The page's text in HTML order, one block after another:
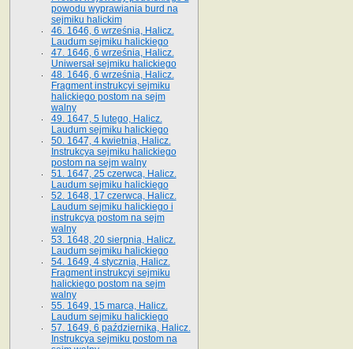
powodu wyprawiania burd na
sejmiku halickim
46. 1646, 6 września, Halicz.
Laudum sejmiku halickiego
47. 1646, 6 września, Halicz.
Uniwersał sejmiku halickiego
48. 1646, 6 września, Halicz.
Fragment instrukcyi sejmiku
halickiego postom na sejm
walny
49. 1647, 5 lutego, Halicz.
Laudum sejmiku halickiego
50. 1647, 4 kwietnia, Halicz.
Instrukcya sejmiku halickiego
postom na sejm walny
51. 1647, 25 czerwca, Halicz.
Laudum sejmiku halickiego
52. 1648, 17 czerwca, Halicz.
Laudum sejmiku halickiego i
instrukcya postom na sejm
walny
53. 1648, 20 sierpnia, Halicz.
Laudum sejmiku halickiego
54. 1649, 4 stycznia, Halicz.
Fragment instrukcyi sejmiku
halickiego postom na sejm
walny
55. 1649, 15 marca, Halicz.
Laudum sejmiku halickiego
57. 1649, 6 października, Halicz.
Instrukcya sejmiku postom na